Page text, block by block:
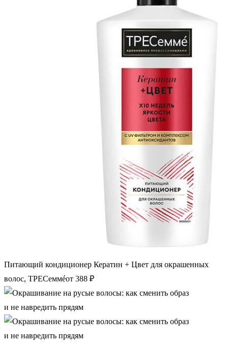
Питающий кондиционер Кератин + Цвет для окрашенных
волос, ТРЕСеммéот 388 ₽